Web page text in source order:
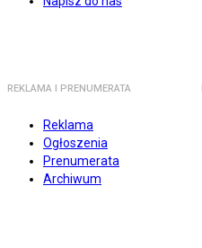
REKLAMA I PRENUMERATA
Reklama
Ogłoszenia
Prenumerata
Archiwum